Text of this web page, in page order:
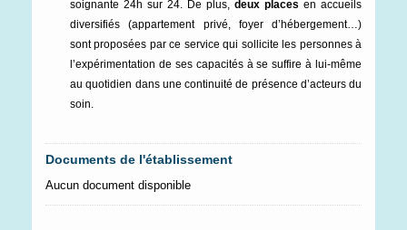
soignante 24h sur 24. De plus, deux places en accueils
diversifiés (appartement privé, foyer d’hébergement…)
sont proposées par ce service qui sollicite les personnes à
l’expérimentation de ses capacités à se suffire à lui-même
au quotidien dans une continuité de présence d’acteurs du
soin.
Documents de l'établissement
Aucun document disponible